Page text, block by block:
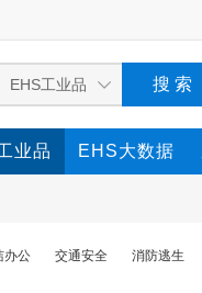
业品 EHS大数据
办公 交通安全 消防逃生